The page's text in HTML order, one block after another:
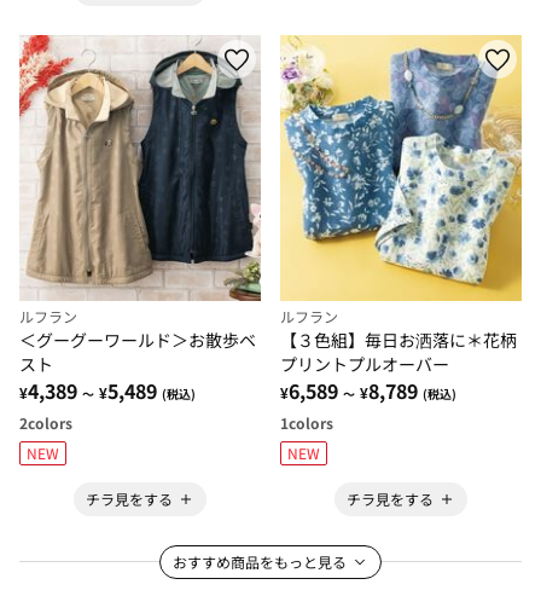
ルフラン
＜グーグーワールド＞お散歩ベ
スト
¥4,389 ～ ¥5,489 (税込)
2colors
NEW
チラ見をする
ルフラン
【３色組】毎日お洒落に＊花柄
プリントプルオーバー
¥6,589 ～ ¥8,789 (税込)
1colors
NEW
チラ見をする
おすすめ商品をもっと見る